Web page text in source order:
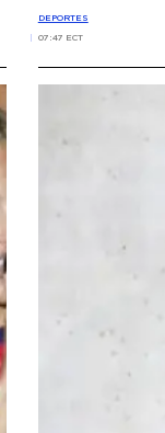
DEPORTES
07:47 ECT